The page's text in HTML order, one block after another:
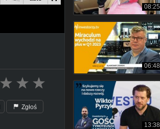
Zgłoś
08:25
06:48
13:38